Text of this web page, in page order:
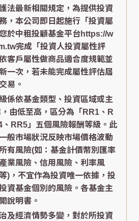
法最新相關規定，為提供投資
，本公司即日起施行「投資屬
於中租投顧基金平台https://w
完成「投資人投資屬性評
客戶屬性做商品適合度規範並
一次，若未能完成屬性評估屆
易。
係依基金類型、投資區域或主
由低至高，區分為「RR1、R
、RR5」五個風險報酬等級。此
般市場狀況反映市場價格波動
有風險(如：基金計價幣別匯率
業風險、信用風險、利率風
)，不宜作為投資唯一依據，投
資基金個別的風險。各基金主
說明書。
及經濟情勢多變，對於所投資